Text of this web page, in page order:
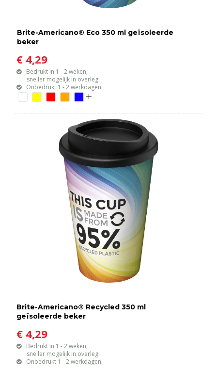
Brite-Americano® Eco 350 ml geïsoleerde
beker
€ 4,29
Bedrukt in 1 - 2 weken,
sneller mogelijk in overleg.
Onbedrukt 1 - 2 werkdagen.
Brite-Americano® Recycled 350 ml
geïsoleerde beker
€ 4,29
Bedrukt in 1 - 2 weken,
sneller mogelijk in overleg.
Onbedrukt 1 - 2 werkdagen.